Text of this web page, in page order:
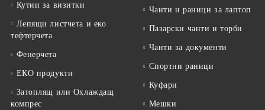
Кутии за визитки
Лепящи листчета и еко
тефтeрчета
Фенерчета
ЕКО продукти
Затоплящ или Охлаждащ
компрес
Чанти и раници за лаптоп
Пазарски чанти и торби
Чанти за документи
Спортни раници
Куфари
Мешки